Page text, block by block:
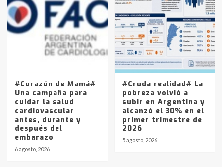
4
joven de Trenque Lauquen
Los precios de los combustibles en
La Pampa, desde YPF hasta Axion
entre 857 a 1338 pesos
#Corazón de Mamá#
Una campaña para
cuidar la salud
cardiovascular
antes, durante y
después del
embarazo
6 agosto, 2026
#Cruda realidad# La
pobreza volvió a
subir en Argentina y
alcanzó el 30% en el
primer trimestre de
2026
5 agosto, 2026